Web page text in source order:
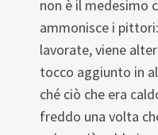
non è il medesimo
ammonisce i
lavorate, viene
tocco aggiunto in
ché ciò che era
freddo una volta